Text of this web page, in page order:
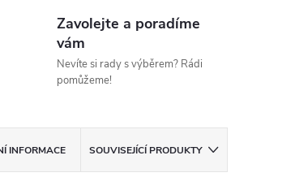
Zavolejte a poradíme
vám
Nevíte si rady s výběrem? Rádi
pomůžeme!
INFORMACE SOUVISEJÍCÍ PRODUKTY